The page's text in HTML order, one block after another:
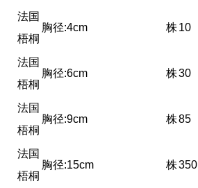
法国
梧桐
胸径:4cm 株10
法国
梧桐
胸径:6cm 株30
法国
梧桐
胸径:9cm 株85
法国
梧桐
胸径:15cm 株350